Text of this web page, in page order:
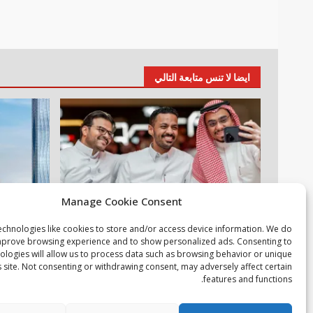
Manage Cookie Consent
like cookies to store and/or access device information. We do
browsing experience and to show personalized ads. Consenting to
will allow us to process data such as browsing behavior or unique
site. Not consenting or withdrawing consent, may adversely affect certain
features and functions.
ايضا لا تنس متابعة التالي
مقالات
خبراء التقنية ورواد مجتمع الألعاب يشاركون
انطباعاتهم حول TECNO POVA 8 Pro 5G
4 أغسطس، 2026
دانوب
المنازل
4 أغسطس، 2026